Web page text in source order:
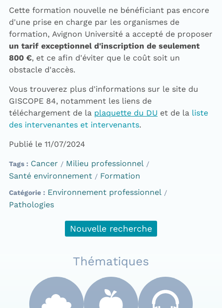
Cette formation nouvelle ne bénéficiant pas encore
d'une prise en charge par les organismes de
formation, Avignon Université a accepté de proposer
un tarif exceptionnel d'inscription de seulement
800 €, et ce afin d'éviter que le coût soit un
obstacle d'accès.
Vous trouverez plus d'informations sur le site du
GISCOPE 84, notamment les liens de
téléchargement de la plaquette du DU et de la liste
des intervenantes et intervenants.
Publié le 11/07/2024
Tags Cancer
Milieu professionnel
Santé environnement
Formation
Catégorie
Environnement professionnel
Pathologies
Nouvelle recherche
Thématiques